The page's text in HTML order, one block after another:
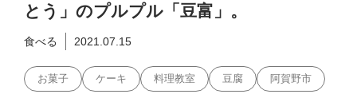
とう」のプルプル「豆富」。
食べる 2021.07.15
お菓子 ケーキ 料理教室 豆腐 阿賀野市